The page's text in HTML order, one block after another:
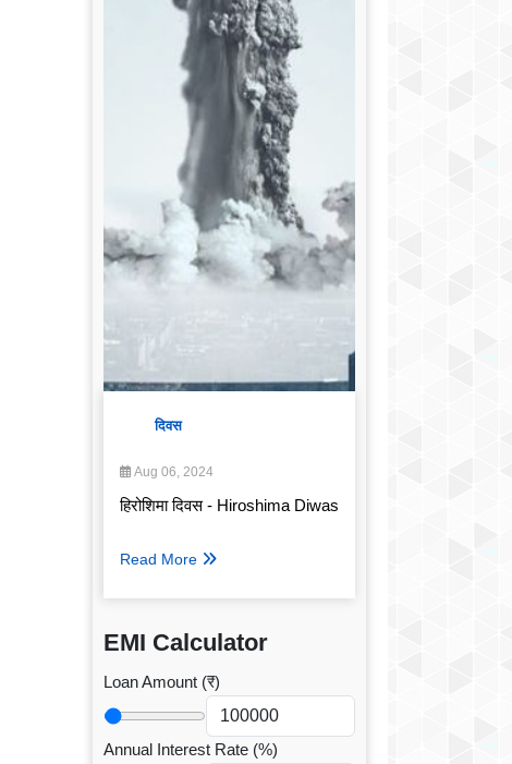
दिवस
Aug 06, 2024
हिरोशिमा दिवस - Hiroshima Diwas
Read More
EMI Calculator
Loan Amount (₹)
Annual Interest Rate (%)